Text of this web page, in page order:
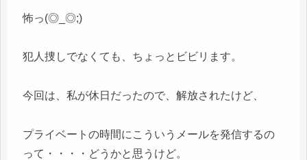
怖っ(◎_◎;)
犯人捜しでなくても、ちょっとビビリます。
今回は、私が休日だったので、解放されたけど、
プライベートの時間にこういうメールを発信するの
って・・・・どうかと思うけど。